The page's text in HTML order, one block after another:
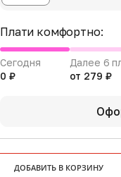
Плати комфортно:
Сегодня
0 ₽
Далее 6
от 279 ₽
ДОБАВИТЬ В КОРЗИНУ